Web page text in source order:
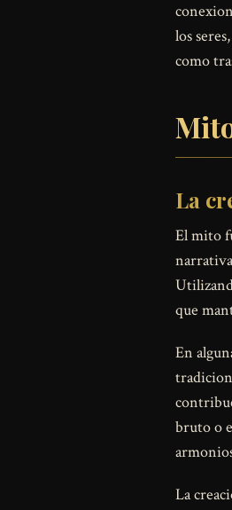
los
como
La
El mito
que
En
bruto o
La